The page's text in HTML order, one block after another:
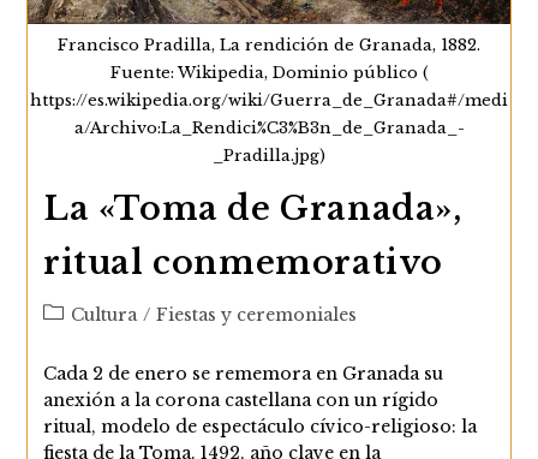
Francisco Pradilla, La rendición de Granada, 1882.
Fuente: Wikipedia, Dominio público (
https://es.wikipedia.org/wiki/Guerra_de_Granada#/medi
a/Archivo:La_Rendici%C3%B3n_de_Granada_-
_Pradilla.jpg)
La «Toma de Granada»,
ritual conmemorativo
Categoría
la
entrada:
Cultura / Fiestas y ceremoniales
Cada 2 de enero se rememora en Granada su
anexión a la corona castellana con un rígido
ritual, modelo de espectáculo cívico-religioso: la
fiesta de la Toma. 1492, año clave en la